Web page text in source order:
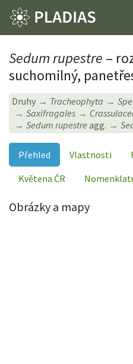
Sedum rupestre –
suchomilný,
Druhy Tracheophyta
Saxifragales
Sedum rupestre agg.
Přehled Vlastnosti
Květena ČR
Obrázky a mapy